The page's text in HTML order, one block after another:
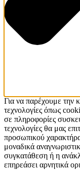
Για να παρέχουμε την
τεχνολογίες όπως
σε πληροφορίες
τεχνολογίες θα μας
προσωπικού
μοναδικά
συγκατάθεση ή η
επηρεάσει αρνητικά